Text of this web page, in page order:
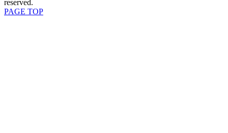
reserved.
PAGE TOP